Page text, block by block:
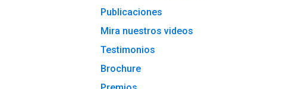
Publicaciones
Mira nuestros videos
Testimonios
Brochure